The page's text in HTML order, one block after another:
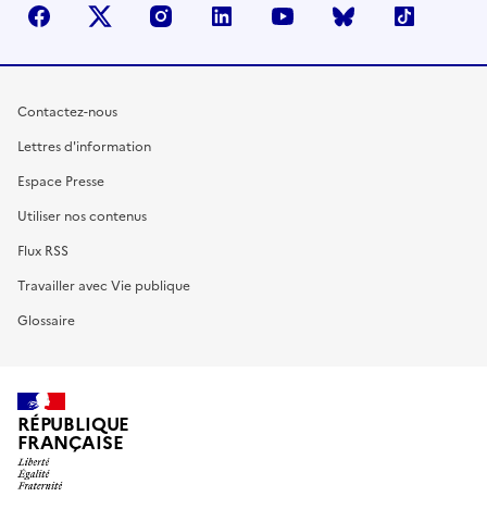
facebook X (anciennement Twitter)
instagramlinkedin youtube Bluesky
Contactez-nous
Lettres d'information
Espace Presse
Utiliser nos contenus
Flux RSS
Travailler avec Vie publique
Glossaire
RÉPUBLIQUE
FRANÇAISE